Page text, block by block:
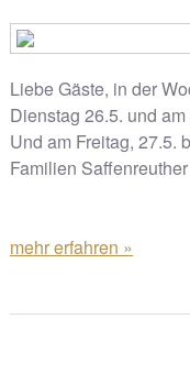
Liebe Gäste, in der
Dienstag 26.5. und
Und am Freitag, 27.5.
Familien
mehr erfahren »